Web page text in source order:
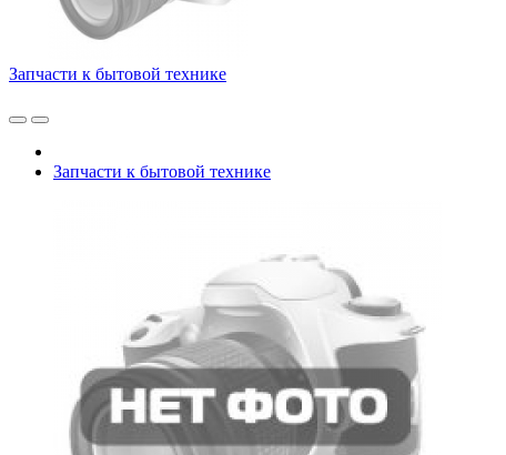
Запчасти к бытовой технике
Запчасти к бытовой технике